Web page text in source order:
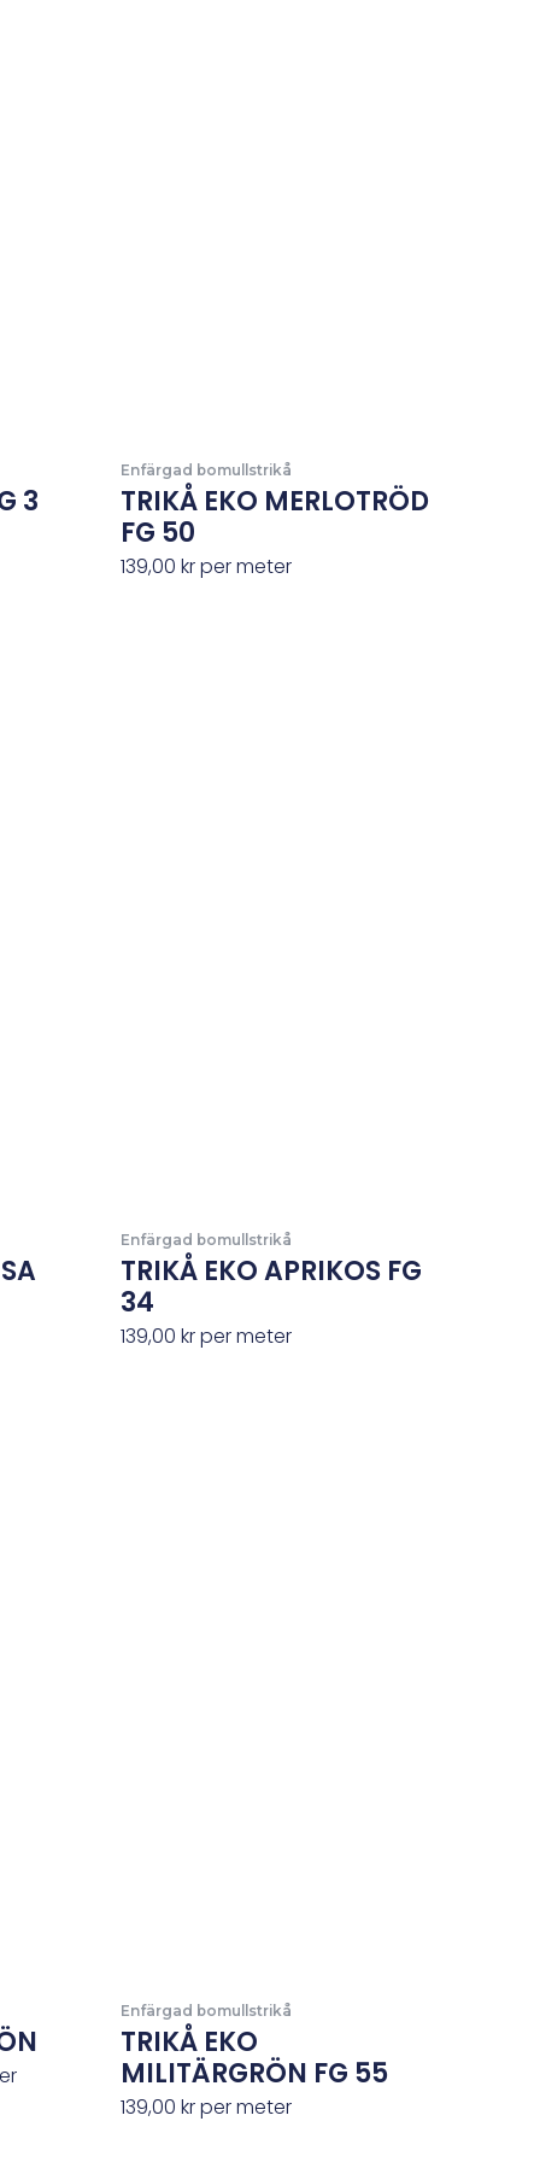
3
Enfärgad bomullstrikå
TRIKÅ EKO MERLOTRÖD
FG 50
139,00krper meter
Enfärgad bomullstrikå
TRIKÅ EKO APRIKOS FG
34
139,00krper meter
Enfärgad bomullstrikå
TRIKÅ EKO
MILITÄRGRÖN FG 55
139,00krper meter